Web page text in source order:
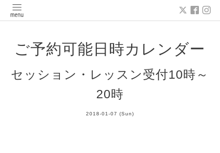
ご予約可能日時カレンダー
セッション・レッスン受付10時～
20時
2018-01-07 (Sun)